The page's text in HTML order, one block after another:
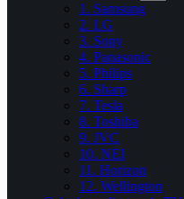
1. Samsung
2. LG
3. Sony
4. Panasonic
5. Philips
6. Sharp
7. Tesla
8. Toshiba
9. JVC
10. NEI
11. Horizon
12. Wellington